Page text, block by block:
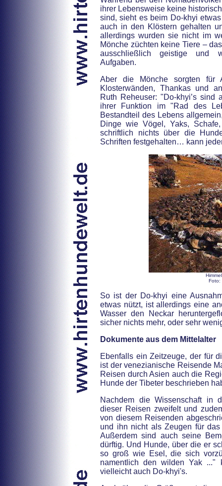
ihrer Lebensweise keine
sind, sieht es beim Do-khyi
auch in den Klöstern gehalten
allerdings wurden sie nicht im
Mönche züchten keine Tiere –
ausschließlich geistige und
Aufgaben.
Aber die Mönche sorgten für
Klosterwänden, Thankas und
Ruth Reheuser: "Do-khyi’s
ihrer Funktion im "Rad des
Bestandteil des Lebens
Dinge wie Vögel, Yaks,
schriftlich nichts über die
Schriften festgehalten… kann
Foto:
So ist der Do-khyi eine
etwas nützt, ist allerdings eine
Wasser den Neckar
sicher nichts mehr, oder sehr
Dokumente aus dem Mittelalter
Ebenfalls ein Zeitzeuge, der für
ist der venezianische Reisende
Reisen durch Asien auch die
Hunde der Tibeter beschrieben
Nachdem die Wissenschaft in
dieser Reisen zweifelt und
von diesem Reisenden
und ihn nicht als Zeugen für
Außerdem sind auch seine
dürftig. Und Hunde, über die er
so groß wie Esel, die sich
namentlich den wilden Yak ..."
vielleicht auch Do-khyi's.